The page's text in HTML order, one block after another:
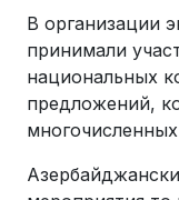
В организации
принимали
национальных
предложений,